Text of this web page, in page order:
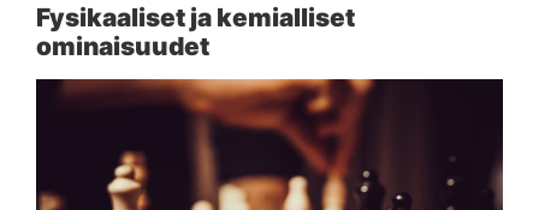
Fysikaaliset ja kemialliset
ominaisuudet